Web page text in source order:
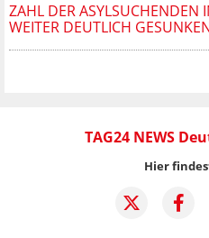
ZAHL DER ASYLSUCHENDEN
WEITER DEUTLICH
TAG24 NEWS
Hier